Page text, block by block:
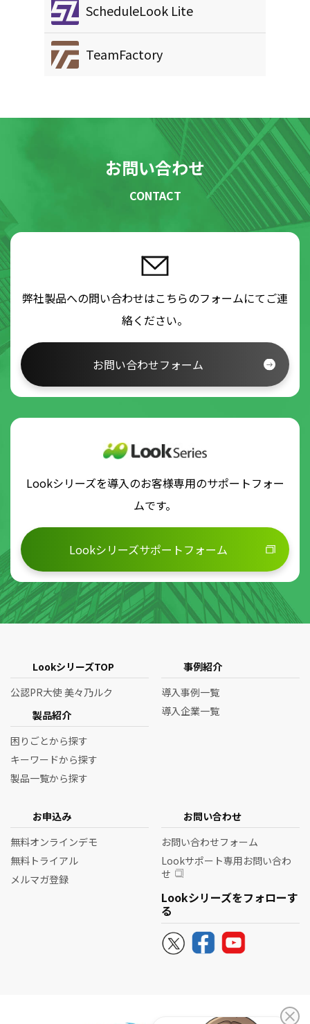
ScheduleLook Lite
TeamFactory
お問い合わせ
CONTACT
弊社製品への問い合わせはこちらのフォームにてご連
絡ください。
お問い合わせフォーム
Lookシリーズを導入のお客様専用のサポートフォー
ムです。
Lookシリーズサポートフォーム
LookシリーズTOP
公認PR大使 美々乃ルク
製品紹介
困りごとから探す
キーワードから探す
製品一覧から探す
事例紹介
導入事例一覧
導入企業一覧
お申込み
無料オンラインデモ
無料トライアル
メルマガ登録
お問い合わせ
お問い合わせフォーム
Lookサポート専用お問い合わ
せ
Lookシリーズをフォローす
る